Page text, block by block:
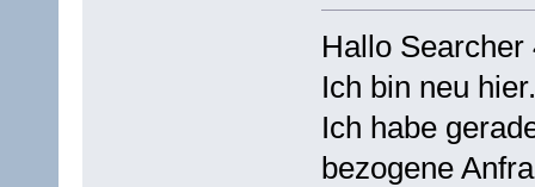
Hallo Searcher
Ich bin neu hier.
Ich habe
bezogene